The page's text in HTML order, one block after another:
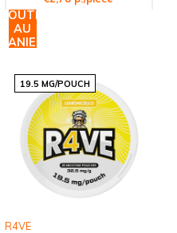
AJOUTER
AU
PANIER
19.5 MG/POUCH
R4VE